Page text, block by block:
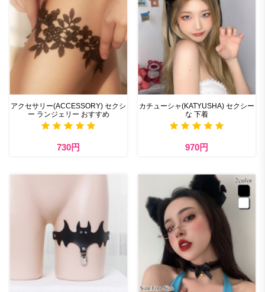
アクセサリー(ACCESSORY) セクシ
ー ランジェリー おすすめ
730円
カチューシャ(KATYUSHA) セクシー
な 下着
970円